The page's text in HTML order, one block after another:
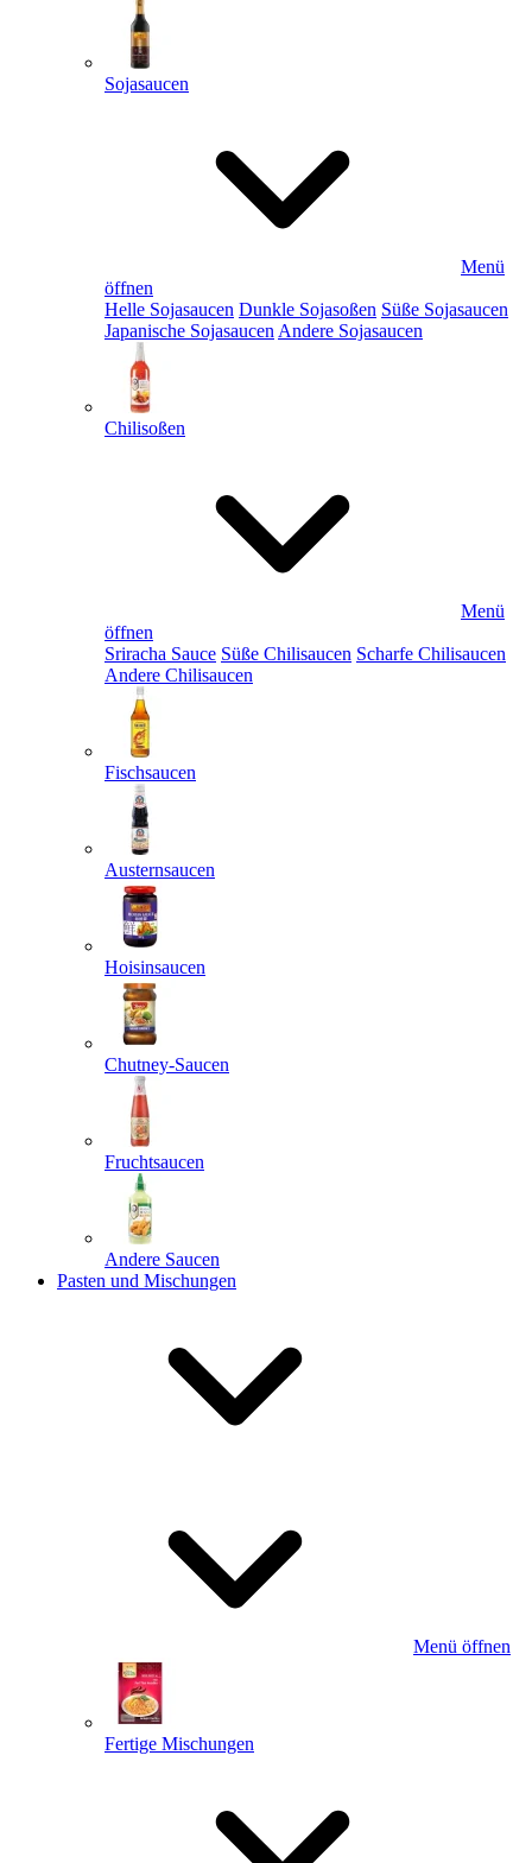
Sojasaucen
Menü
öffnen
Helle Sojasaucen Dunkle Sojasoßen Süße Sojasaucen
Japanische Sojasaucen Andere Sojasaucen
Chilisoßen
Menü
öffnen
Sriracha Sauce Süße Chilisaucen Scharfe Chilisaucen
Andere Chilisaucen
Fischsaucen
Austernsaucen
Hoisinsaucen
Chutney-Saucen
Fruchtsaucen
Andere Saucen
Pasten und Mischungen
Menü öffnen
Fertige Mischungen